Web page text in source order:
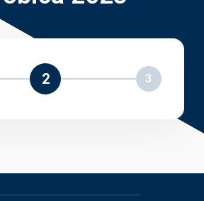
2 3